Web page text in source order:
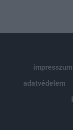
impresszum
adatvédelem